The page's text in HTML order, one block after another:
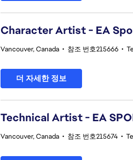
Character Artist - EA
Vancouver, Canada • 참조 번호215666 •
더 자세한 정보
Technical Artist - EA
Vancouver, Canada • 참조 번호215674 •